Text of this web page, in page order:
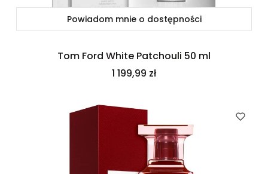
Powiadom mnie o dostępności
Tom Ford White Patchouli 50 ml
Cena
1 199,99 zł